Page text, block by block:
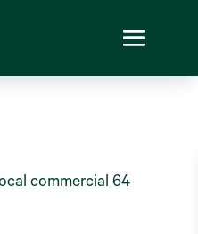
commercial 64